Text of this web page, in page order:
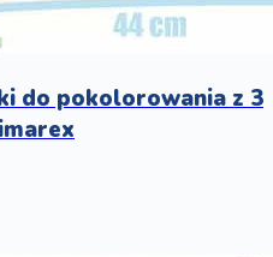
do pokolorowania z 3